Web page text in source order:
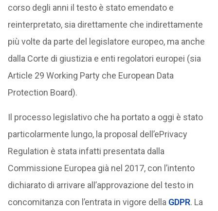
corso degli anni il testo è stato emendato e
reinterpretato, sia direttamente che indirettamente
più volte da parte del legislatore europeo, ma anche
dalla Corte di giustizia e enti regolatori europei (sia
Article 29 Working Party che European Data
Protection Board).
Il processo legislativo che ha portato a oggi è stato
particolarmente lungo, la proposal dell’ePrivacy
Regulation è stata infatti presentata dalla
Commissione Europea già nel 2017, con l’intento
dichiarato di arrivare all’approvazione del testo in
concomitanza con l’entrata in vigore della GDPR. La